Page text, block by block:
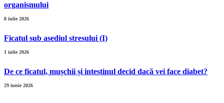
organismului
8 iulie 2026
Ficatul sub asediul stresului (I)
1 iulie 2026
De ce ficatul, mușchii și intestinul decid dacă vei face diabet?
29 iunie 2026